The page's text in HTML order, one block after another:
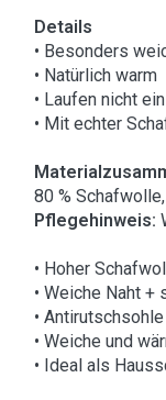
Details
• Besonders
• Natürlich warm
• Laufen nicht ein
• Mit echter
80 %
Pflegehinweis:
• Hoher
• Weiche Naht
•
• Weiche und
• Ideal als